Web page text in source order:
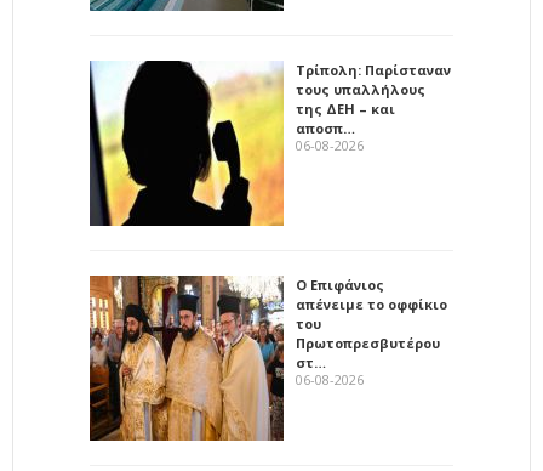
Τρίπολη: Παρίσταναν
τους υπαλλήλους
της ΔΕΗ – και
αποσπ…
06-08-2026
Ο Επιφάνιος
απένειμε το οφφίκιο
του
Πρωτοπρεσβυτέρου
στ…
06-08-2026